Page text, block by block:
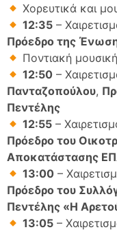
Χορευτικά και
12:35 –
Πρόεδρο της
Ποντιακή
12:50 –
Πανταζοπούλου,
Πεντέλης
12:55 –
Πρόεδρο του
Αποκατάστασης
13:00 –
Πρόεδρο του
Πεντέλης «Η
13:05 –